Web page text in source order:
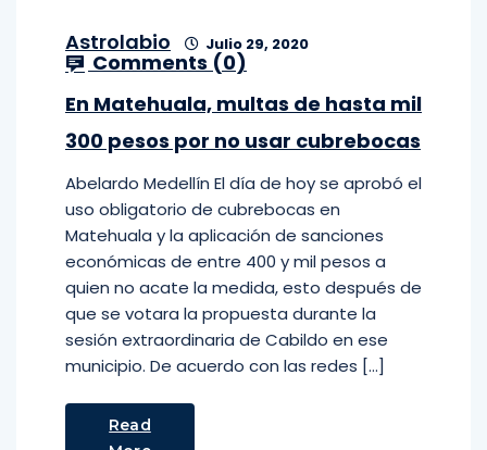
Astrolabio Julio 29, 2020
Comments (0)
En Matehuala, multas de hasta mil
300 pesos por no usar cubrebocas
Abelardo Medellín El día de hoy se aprobó el
uso obligatorio de cubrebocas en
Matehuala y la aplicación de sanciones
económicas de entre 400 y mil pesos a
quien no acate la medida, esto después de
que se votara la propuesta durante la
sesión extraordinaria de Cabildo en ese
municipio. De acuerdo con las redes […]
Read